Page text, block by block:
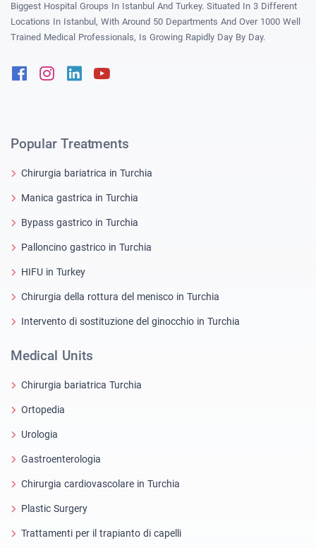
Biggest Hospital Groups In Istanbul And Turkey. Situated In 3 Different
Locations In Istanbul, With Around 50 Departments And Over 1000 Well
Trained Medical Professionals, Is Growing Rapidly Day By Day.
FacebookInstagram
Linkedin
Popular Treatments
Chirurgia bariatrica in Turchia
Manica gastrica in Turchia
Bypass gastrico in Turchia
Palloncino gastrico in Turchia
HIFU in Turkey
Chirurgia della rottura del menisco in Turchia
Intervento di sostituzione del ginocchio in Turchia
Medical Units
Chirurgia bariatrica Turchia
Ortopedia
Urologia
Gastroenterologia
Chirurgia cardiovascolare in Turchia
Plastic Surgery
Trattamenti per il trapianto di capelli